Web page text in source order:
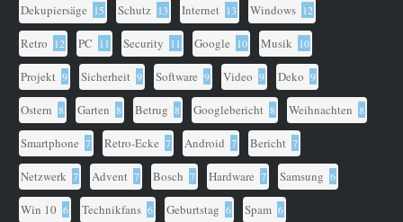
Dekupiersäge 15 Schutz 13 Internet 13 Windows 12
Retro 12 PC 11 Security 11 Google 10 Musik 10
Projekt 9 Sicherheit 9 Software 9 Video 9 Deko 9
Ostern 8 Garten 8 Betrug 8 Googlebericht 8 Weihnachten 8
Smartphone 7 Retro-Ecke 7 Android 7 Bericht 7
Netzwerk 7 Advent 7 Bosch 7 Hardware 7 Samsung 6
Win 10 6 Technikfans 6 Geburtstag 6 Spam 6